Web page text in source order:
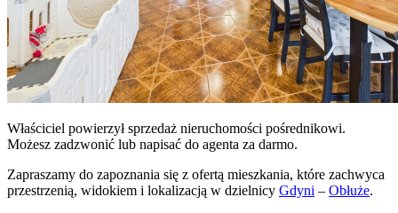
Właściciel powierzył sprzedaż nieruchomości pośrednikowi.
Możesz zadzwonić lub napisać do agenta za darmo.
Zapraszamy do zapoznania się z ofertą mieszkania, które zachwyca
przestrzenią, widokiem i lokalizacją w dzielnicy Gdyni – Obłuże.